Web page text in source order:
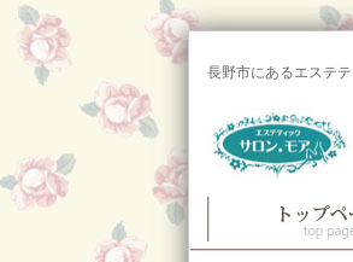
長野市にあるエステ